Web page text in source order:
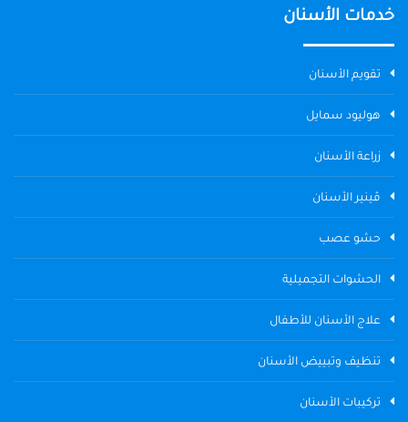
خدمات الأسنان
تقويم الأسنان
هوليود سمايل
زراعة الأسنان
ڤينير الأسنان
حشو عصب
الحشوات التجميلية
علاج الأسنان للأطفال
تنظيف وتبييض الأسنان
تركيبات الأسنان